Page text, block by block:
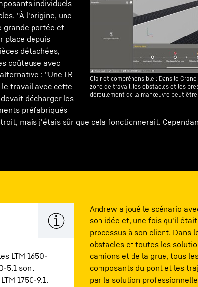
Clair et compréhensible : Dans le
zone de travail, les obstacles et les
déroulement de la manœuvre peut
individuels
"À l'origine, une
grande portée et
place depuis
détachées,
coûteuse avec
: "Une LR
travail avec cette
décharger les
préfabriqués
mais j'étais sûr que cela fonctionnerait.
LTM 1650-
5.1 sont
1750-9.1.
Andrew a joué le scénario
son idée et, une fois qu'il
processus à son client. Dans
obstacles et toutes les
camions et de la grue, tous
composants du pont et les
par la solution